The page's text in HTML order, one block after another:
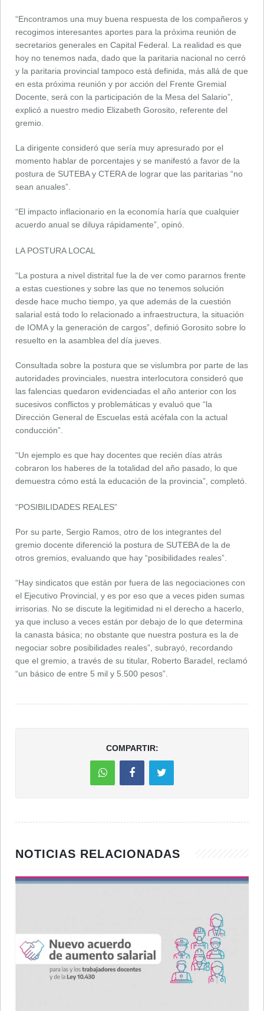
“Encontramos una muy buena respuesta de los compañeros y
recogimos interesantes aportes para la próxima reunión de
secretarios generales en Capital Federal. La realidad es que
hoy no tenemos nada, dado que la paritaria nacional no cerró
y la paritaria provincial tampoco está definida, más allá de que
en esta próxima reunión y por acción del Frente Gremial
Docente, será con la participación de la Mesa del Salario”,
explicó a nuestro medio Elizabeth Gorosito, referente del
gremio.
La dirigente consideró que sería muy apresurado por el
momento hablar de porcentajes y se manifestó a favor de la
postura de SUTEBA y CTERA de lograr que las paritarias “no
sean anuales”.
“El impacto inflacionario en la economía haría que cualquier
acuerdo anual se diluya rápidamente”, opinó.
LA POSTURA LOCAL
“La postura a nivel distrital fue la de ver como pararnos frente
a estas cuestiones y sobre las que no tenemos solución
desde hace mucho tiempo, ya que además de la cuestión
salarial está todo lo relacionado a infraestructura, la situación
de IOMA y la generación de cargos”, definió Gorosito sobre lo
resuelto en la asamblea del día jueves.
Consultada sobre la postura que se vislumbra por parte de las
autoridades provinciales, nuestra interlocutora consideró que
las falencias quedaron evidenciadas el año anterior con los
sucesivos conflictos y problemáticas y evaluó que “la
Dirección General de Escuelas está acéfala con la actual
conducción”.
“Un ejemplo es que hay docentes que recién días atrás
cobraron los haberes de la totalidad del año pasado, lo que
demuestra cómo está la educación de la provincia”, completó.
“POSIBILIDADES REALES”
Por su parte, Sergio Ramos, otro de los integrantes del
gremio docente diferenció la postura de SUTEBA de la de
otros gremios, evaluando que hay “posibilidades reales”.
“Hay sindicatos que están por fuera de las negociaciones con
el Ejecutivo Provincial, y es por eso que a veces piden sumas
irrisorias. No se discute la legitimidad ni el derecho a hacerlo,
ya que incluso a veces están por debajo de lo que determina
la canasta básica; no obstante que nuestra postura es la de
negociar sobre posibilidades reales”, subrayó, recordando
que el gremio, a través de su titular, Roberto Baradel, reclamó
“un básico de entre 5 mil y 5.500 pesos”.
COMPARTIR:
NOTICIAS RELACIONADAS